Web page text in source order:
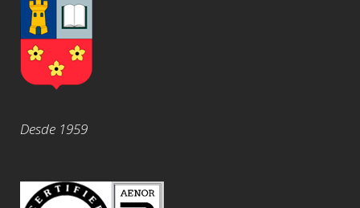
Desde 1959